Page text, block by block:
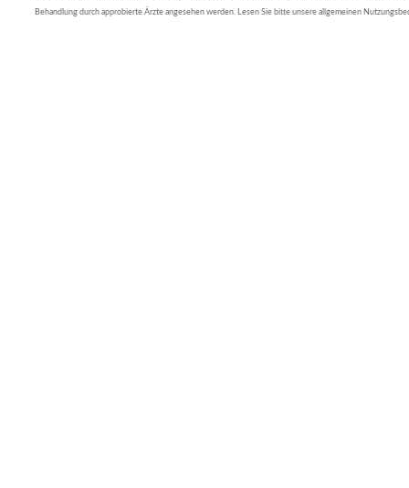
Behandlung durch approbierte Ärzte angesehen werden. Lesen Sie bitte unsere allgemeinen